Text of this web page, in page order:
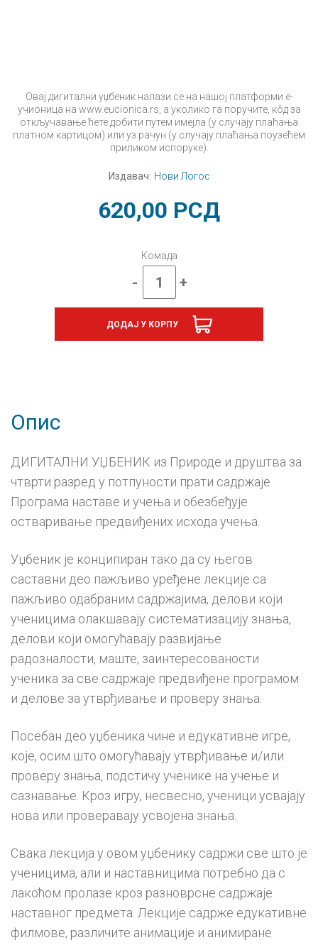
Овај дигитални уџбеник налази се на нашој платформи е-
учионица на www.eucionica.rs, а уколико га поручите, кôд за
откључавање ћете добити путем имејла (у случају плаћања
платном картицом) или уз рачун (у случају плаћања поузећем
приликом испоруке).
Издавач: Нови Логос
620,00 РСД
Комада
-
Природа
4,
дигитални
+
ДОДАЈ У КОРПУ
Опис
ДИГИТАЛНИ УЏБЕНИК из Природе и друштва за
чтврти разред у потпуности прати садржаје
Програма наставе и учења и обезбеђује
остваривање предвиђених исхода учења.
Уџбеник је конципиран тако да су његов
саставни део пажљиво уређене лекције са
пажљиво одабраним садржајима, делови који
ученицима олакшавају систематизацију знања,
делови који омогућавају развијање
радозналости, маште, заинтересованости
ученика за све садржаје предвиђене програмом
и делове за утврђивање и проверу знања.
Посебан део уџбеника чине и едукативне игре,
које, осим што омогућавају утврђивање и/или
проверу знања, подстичу ученике на учење и
сазнавање. Кроз игру, несвесно, ученици усвајају
нова или проверавају усвојена знања.
Свака лекција у овом уџбенику садржи све што је
ученицима, али и наставницима потребно да с
лакоћом пролазе кроз разноврсне садржаје
наставног предмета. Лекције садрже едукативне
филмове, различите анимације и анимиране